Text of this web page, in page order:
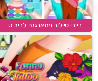
בייבי טיילור מתארגנת לבית ס ...